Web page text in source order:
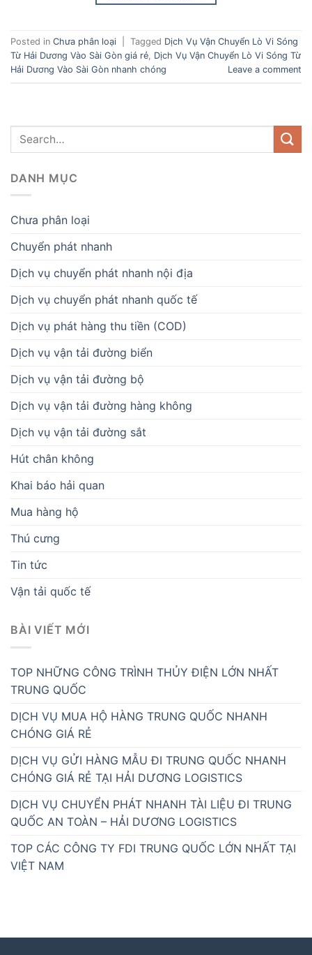
Posted in Chưa phân loại Tagged Dịch Vụ Vận Chuyển Lò Vi Sóng
Từ Hải Dương Vào Sài Gòn giá rẻ Dịch Vụ Vận Chuyển Lò Vi Sóng Từ
Hải Dương Vào Sài Gòn nhanh chóng
Leave a comment
DANH MỤC
Chưa phân loại
Chuyển phát nhanh
Dịch vụ chuyển phát nhanh nội địa
Dịch vụ chuyển phát nhanh quốc tế
Dịch vụ phát hàng thu tiền (COD)
Dịch vụ vận tải đường biển
Dịch vụ vận tải đường bộ
Dịch vụ vận tải đường hàng không
Dịch vụ vận tải đường sắt
Hút chân không
Khai báo hải quan
Mua hàng hộ
Thú cưng
Tin tức
Vận tải quốc tế
BÀI VIẾT MỚI
TOP NHỮNG CÔNG TRÌNH THỦY ĐIỆN LỚN NHẤT
TRUNG QUỐC
DỊCH VỤ MUA HỘ HÀNG TRUNG QUỐC NHANH
CHÓNG GIÁ RẺ
DỊCH VỤ GỬI HÀNG MẪU ĐI TRUNG QUỐC NHANH
CHÓNG GIÁ RẺ TẠI HẢI DƯƠNG LOGISTICS
DỊCH VỤ CHUYỂN PHÁT NHANH TÀI LIỆU ĐI TRUNG
QUỐC AN TOÀN – HẢI DƯƠNG LOGISTICS
TOP CÁC CÔNG TY FDI TRUNG QUỐC LỚN NHẤT TẠI
VIỆT NAM